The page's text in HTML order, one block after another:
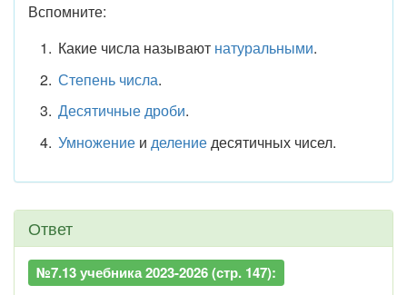
Вспомните:
Какие числа называют натуральными.
Степень числа.
Десятичные дроби.
Умножениеи делениедесятичных чисел.
Ответ
№7.13 учебника 2023-2026 (стр. 147):